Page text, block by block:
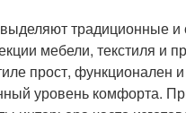
традиционные
мебели, текстиля и
прост, функционален
уровень комфорта.